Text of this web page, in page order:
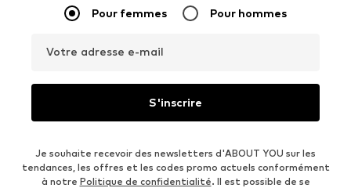
Pour femmes Pour hommes
Votre adresse e-mail
S'inscrire
Je souhaite recevoir des newsletters d'ABOUT YOU sur les
tendances, les offres et les codes promo actuels conformément
à notre Politique de confidentialité. Il est possible de se